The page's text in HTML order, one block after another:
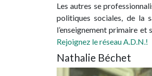
Les autres se
politiques sociales, de la
l’enseignement primaire
Rejoignez le réseau A.D.N.!
Nathalie Béchet